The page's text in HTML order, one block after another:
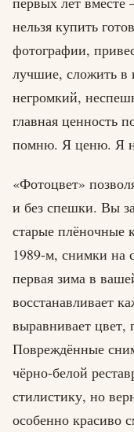
нельзя купить
фотографии,
лучшие, сложить
негромкий,
главная ценность
помню. Я ценю. Я
«Фотоцвет»
и без спешки. Вы
старые плёночные
1989-м, снимки на
первая зима в
восстанавливает
выравнивает цвет,
Повреждённые
чёрно-белой
стилистику, но
особенно красиво